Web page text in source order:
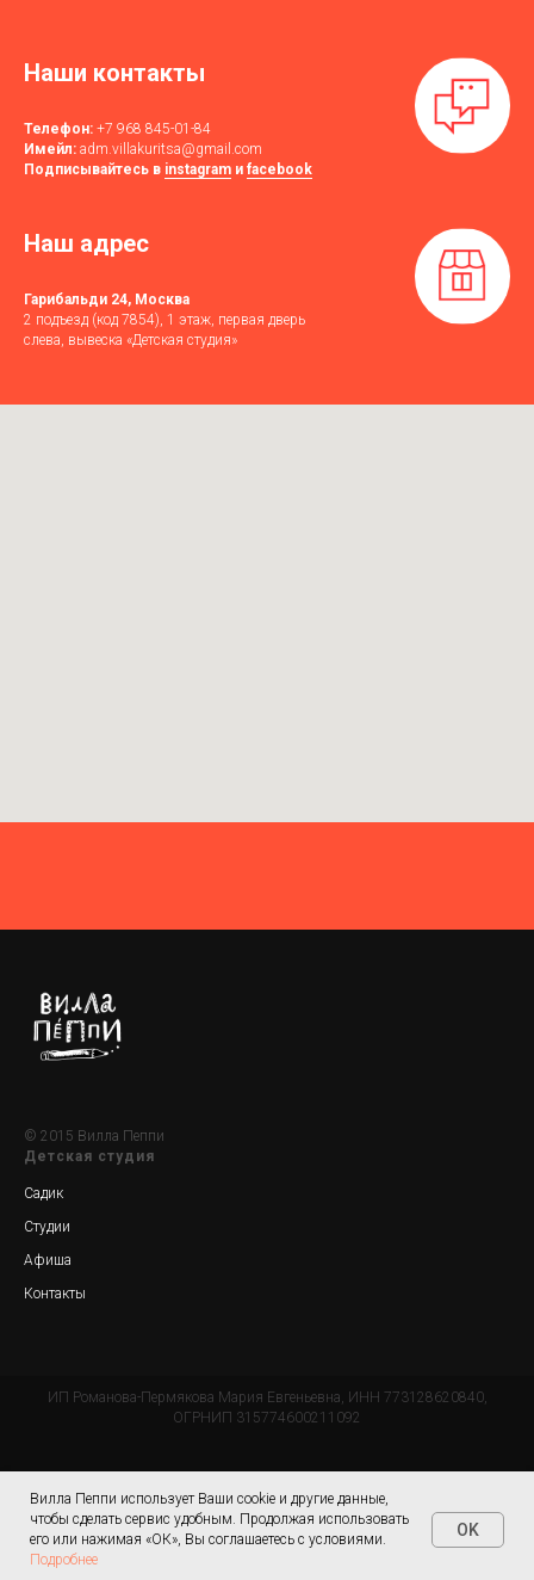
Наши контакты
Телефон: +7 968 845-01-84
Имейл: adm.villakuritsa@gmail.com
Подписывайтесь в instagram и facebook
Наш адрес
Гарибальди 24, Москва
2 подъезд (код 7854), 1 этаж, первая дверь
слева, вывеска «Детская студия»
Вилла Пеппи использует Ваши cookie и другие данные,
чтобы сделать сервис удобным. Продолжая использовать
его или нажимая «ОК», Вы соглашаетесь с условиями.
Подробнее
OK
© 2015 Вилла Пеппи
Детская студия
Садик
Студии
Афиша
Контакты
ИП Романова-Пермякова Мария Евгеньевна, ИНН 773128620840,
ОГРНИП 315774600211092
Made on Tilda